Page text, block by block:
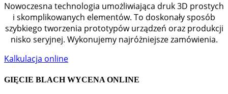
Nowoczesna technologia umożliwiająca druk 3D prostych
i skomplikowanych elementów. To doskonały sposób
szybkiego tworzenia prototypów urządzeń oraz produkcji
nisko seryjnej. Wykonujemy najróżniejsze zamówienia.
Kalkulacja online
GIĘCIE BLACH WYCENA ONLINE